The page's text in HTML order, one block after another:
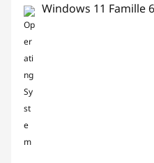
Windows 11 Famille